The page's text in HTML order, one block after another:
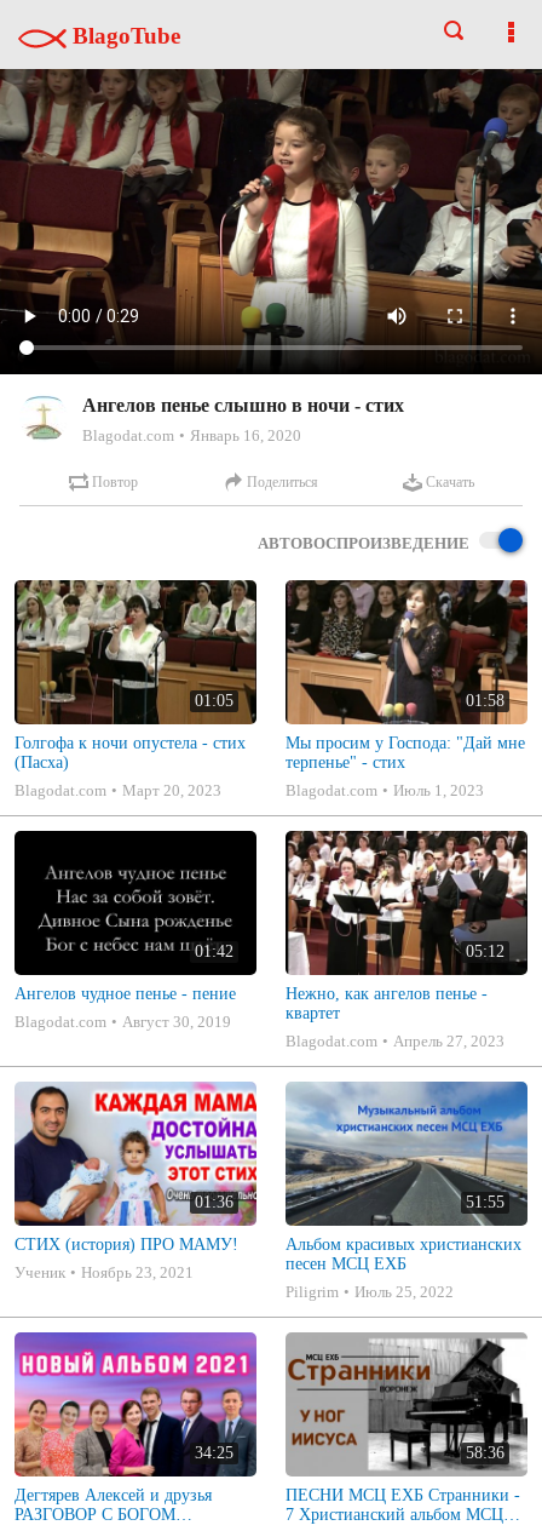
BlagoTube
Ангелов пенье слышно в ночи - стих
Blagodat.com Январь 16, 2020
Повтор Поделиться Скачать
АВТОВОСПРОИЗВЕДЕНИЕ
01:05
Голгофа к ночи опустела - стих
(Пасха)
Blagodat.com
Март 20, 2023
01:58
Мы просим у Господа: "Дай мне
терпенье" - стих
Blagodat.com
Июль 1, 2023
01:42
Ангелов чудное пенье - пение
Blagodat.com
Август 30, 2019
05:12
Нежно, как ангелов пенье -
квартет
Blagodat.com
Апрель 27, 2023
01:36
СТИХ (история) ПРО МАМУ!
Ученик
Ноябрь 23, 2021
51:55
Альбом красивых христианских
песен МСЦ ЕХБ
Piligrim
Июль 25, 2022
34:25
Дегтярев Алексей и друзья
РАЗГОВОР С БОГОМ
58:36
ПЕСНИ МСЦ ЕХБ Странники -
7 Христианский альбом МСЦ